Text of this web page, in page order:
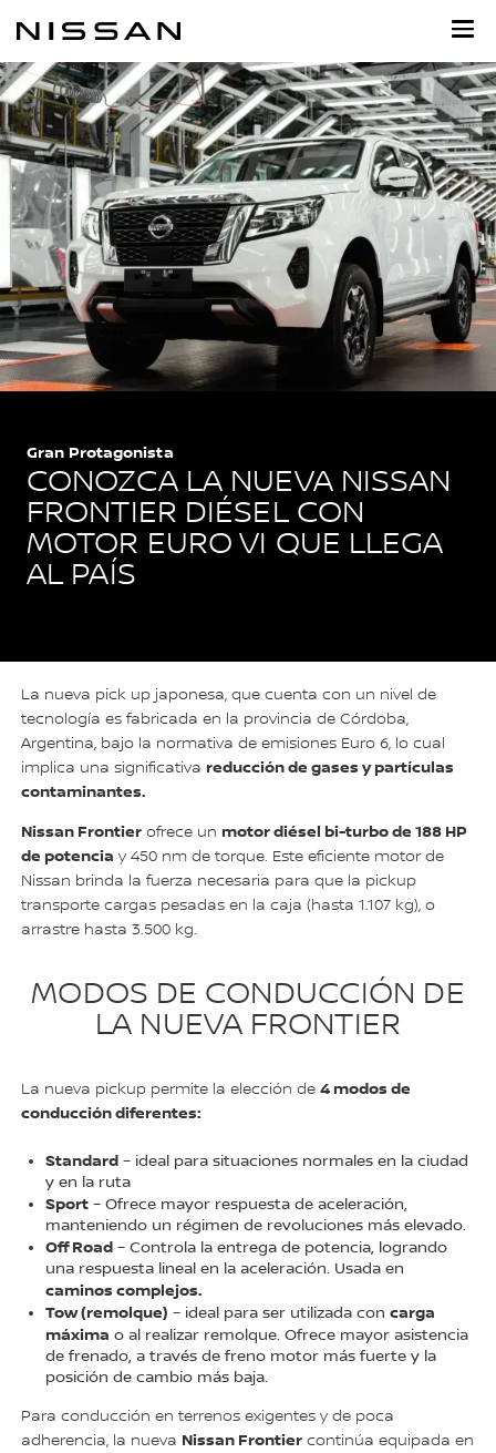
principal
Gran Protagonista
CONOZCA LA NUEVA NISSAN
FRONTIER DIÉSEL CON
MOTOR EURO VI QUE LLEGA
AL PAÍS
La nueva pick up japonesa, que cuenta con un nivel de
tecnología es fabricada en la provincia de Córdoba,
Argentina, bajo la normativa de emisiones Euro 6, lo cual
implica una significativa reducción de gases y partículas
contaminantes.
Nissan Frontier ofrece un motor diésel bi-turbo de 188 HP
de potencia y 450 nm de torque. Este eficiente motor de
Nissan brinda la fuerza necesaria para que la pickup
transporte cargas pesadas en la caja (hasta 1.107 kg), o
arrastre hasta 3.500 kg.
MODOS DE CONDUCCIÓN DE
LA NUEVA FRONTIER
La nueva pickup permite la elección de4 modos de
conducción diferentes:
Standard – ideal para situaciones normales en la ciudad
y en la ruta
Sport – Ofrece mayor respuesta de aceleración,
manteniendo un régimen de revoluciones más elevado.
Off Road – Controla la entrega de potencia, logrando
una respuesta lineal en la aceleración. Usada en
caminos complejos.
Tow (remolque) – ideal para ser utilizada concarga
máxima o al realizar remolque. Ofrece mayor asistencia
de frenado, a través de freno motor más fuerte y la
posición de cambio más baja.
Para conducción en terrenos exigentes y de poca
adherencia, la nueva Nissan Frontier continúa equipada en